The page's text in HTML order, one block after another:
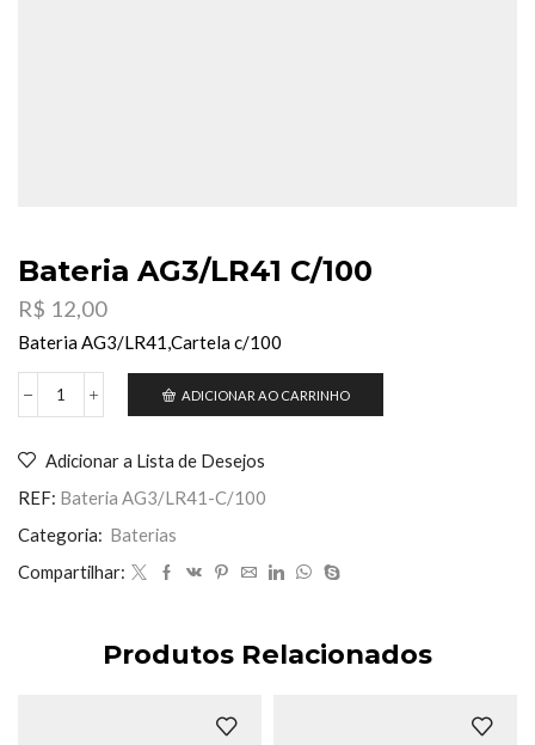
Bateria AG3/LR41 C/100
R$ 12,00
Bateria AG3/LR41,Cartela c/100
Bateria
quantidade
ADICIONAR AO CARRINHO
Adicionar a Lista de Desejos
REF: Bateria AG3/LR41-C/100
Categoria: Baterias
Compartilhar:
Produtos Relacionados